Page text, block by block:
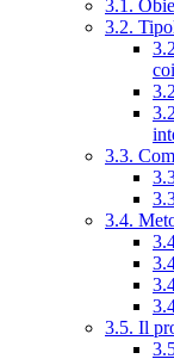
3.1.
3.2.
3.3.
3.4.
3.5. Il